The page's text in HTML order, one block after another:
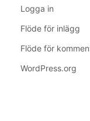
Logga in
Flöde för inlägg
Flöde för
WordPress.org